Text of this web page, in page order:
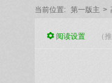
当前位置: 第一版主 >
阅读设置 （